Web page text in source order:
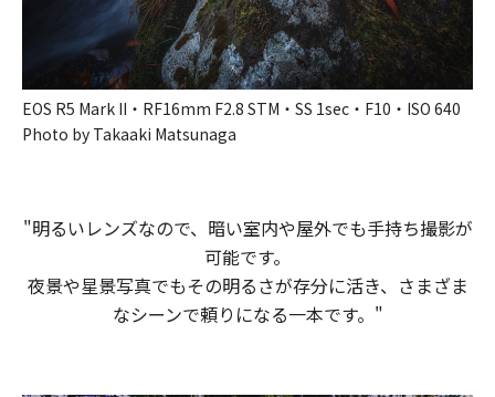
EOS R5 Mark II・RF16mm F2.8 STM・SS 1sec・F10・ISO 640
Photo by Takaaki Matsunaga
"明るい​レンズなので、​暗い​室内や​屋外でも​手持ち撮影が​
可能です。
夜景や​星景写真でも​その​明るさが​存分に​活き、​さまざま
な​シーンで​頼りに​なる​一本です。​"​